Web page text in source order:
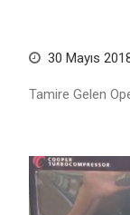
30 Mayıs
Tamire Gelen